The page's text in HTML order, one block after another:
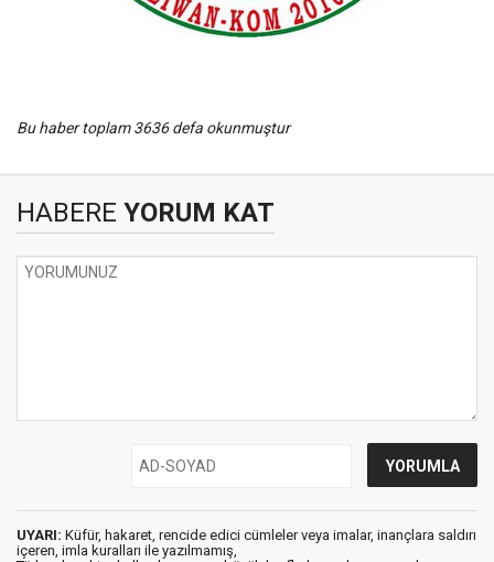
Bu haber toplam 3636 defa okunmuştur
HABERE YORUM KAT
UYARI: Küfür, hakaret, rencide edici cümleler veya imalar, inançlara saldırı
içeren, imla kuralları ile yazılmamış,